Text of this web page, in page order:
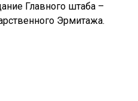
Главного штаба –
Эрмитажа.